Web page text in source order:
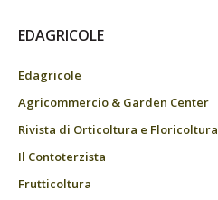
EDAGRICOLE
Edagricole
Agricommercio & Garden Center
Rivista di Orticoltura e Floricoltura
Il Contoterzista
Frutticoltura